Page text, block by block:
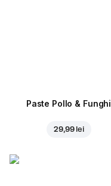
Paste Pollo & Funghi
29,99 lei